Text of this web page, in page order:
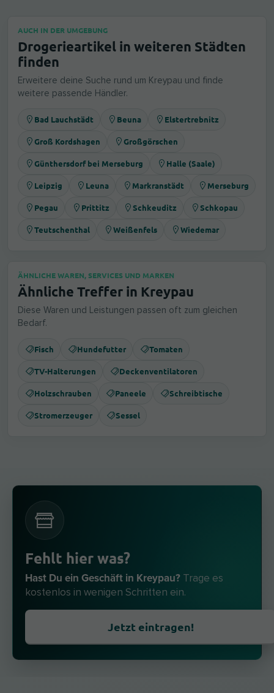
AUCH IN DER UMGEBUNG
Drogerieartikel in weiteren Städten
finden
Erweitere deine Suche rund um Kreypau und finde
weitere passende Händler.
Bad Lauchstädt Beuna Elstertrebnitz
Groß Kordshagen Großgörschen
Günthersdorf bei Merseburg Halle (Saale)
Leipzig Leuna Markranstädt Merseburg
Pegau Prittitz Schkeuditz Schkopau
Teutschenthal Weißenfels Wiedemar
ÄHNLICHE WAREN, SERVICES UND MARKEN
Ähnliche Treffer in Kreypau
Diese Waren und Leistungen passen oft zum gleichen
Bedarf.
Fisch Hundefutter Tomaten
TV-Halterungen Deckenventilatoren
Holzschrauben Paneele Schreibtische
Stromerzeuger Sessel
Fehlt hier was?
Hast Du ein Geschäft in Kreypau? Trage es
kostenlos in wenigen Schritten ein.
Jetzt eintragen!